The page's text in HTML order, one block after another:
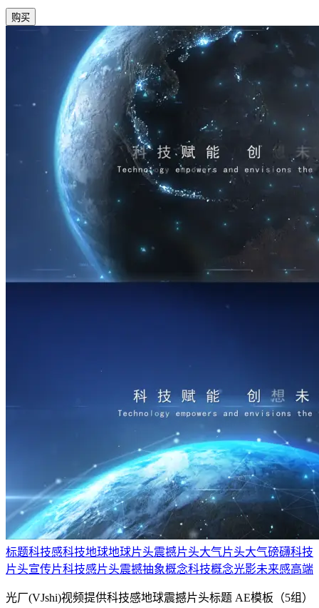
购买
标题科技感科技地球地球片头震撼片头大气片头大气磅礴科技
片头宣传片科技感片头震撼抽象概念科技概念光影未来感高端
光厂(VJshi)视频提供科技感地球震撼片头标题 AE模板（5组）